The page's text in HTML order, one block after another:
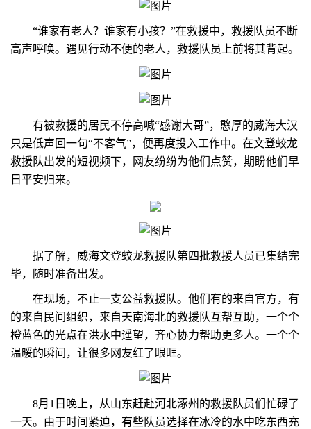
“谁家有老人？谁家有小孩？”在救援中，救援队员不断
高声呼唤。遇见行动不便的老人，救援队员上前将其背起。
有被救援的居民不停高喊“感谢大哥”，憨厚的威海大汉
只是低声回一句“不客气”，便再度投入工作中。在文登蛟龙
救援队出发的短视频下，网友纷纷为他们点赞，期盼他们早
日平安归来。
据了解，威海文登蛟龙救援队第四批救援人员已集结完
毕，随时准备出发。
在现场，不止一支公益救援队。他们有的来自官方，有
的来自民间组织，来自天南海北的救援队互帮互助，一个个
橙蓝色的光点在洪水中遥望，齐心协力帮助更多人。一个个
温暖的瞬间，让很多网友红了眼眶。
8月1日晚上，从山东赶赴河北涿州的救援队员们忙碌了
一天。由于时间紧迫，有些队员选择在冰冷的水中吃东西充